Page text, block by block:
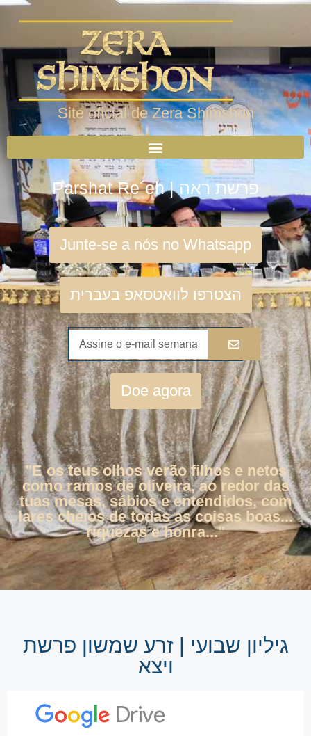
Site oficial de Zera Shimshon
Parshat Re´eh | פרשת ראה
Junte-se a nós no Whatsapp
הצטרפו לוואטסאפ בעברית
Doe agora
"E os teus olhos verão filhos e netos
como ramos de oliveira, ao redor das
tuas mesas, sábios e entendidos, com
lares cheios de todas as coisas boas...
riquezas e honra..."
גיליון שבועי | זרע שמשון פרשת
ויצא